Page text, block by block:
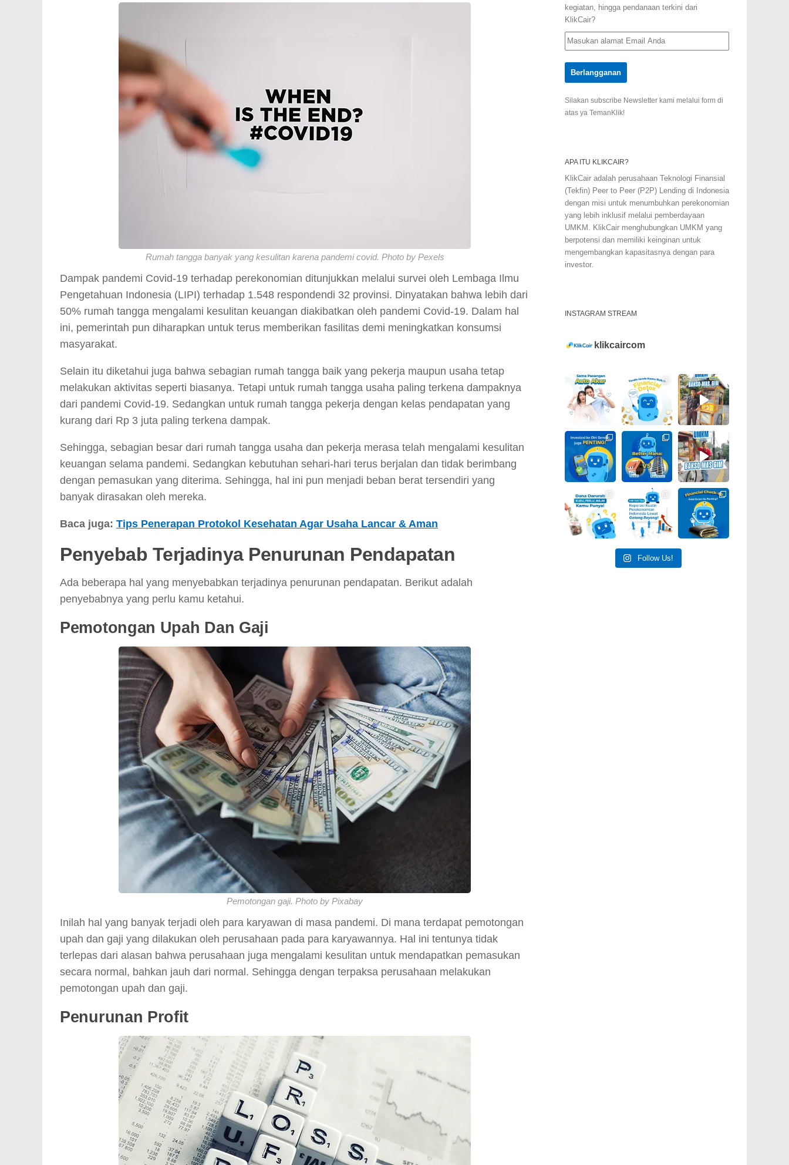
Rumah tangga banyak yang kesulitan karena pandemi covid. Photo by Pexels
Dampak pandemi Covid-19 terhadap perekonomian ditunjukkan melalui survei oleh Lembaga Ilmu
Pengetahuan Indonesia (LIPI) terhadap 1.548 respondendi 32 provinsi. Dinyatakan bahwa lebih dari
50% rumah tangga mengalami kesulitan keuangan diakibatkan oleh pandemi Covid-19. Dalam hal
ini, pemerintah pun diharapkan untuk terus memberikan fasilitas demi meningkatkan konsumsi
masyarakat.
Selain itu diketahui juga bahwa sebagian rumah tangga baik yang pekerja maupun usaha tetap
melakukan aktivitas seperti biasanya. Tetapi untuk rumah tangga usaha paling terkena dampaknya
dari pandemi Covid-19. Sedangkan untuk rumah tangga pekerja dengan kelas pendapatan yang
kurang dari Rp 3 juta paling terkena dampak.
Sehingga, sebagian besar dari rumah tangga usaha dan pekerja merasa telah mengalami kesulitan
keuangan selama pandemi. Sedangkan kebutuhan sehari-hari terus berjalan dan tidak berimbang
dengan pemasukan yang diterima. Sehingga, hal ini pun menjadi beban berat tersendiri yang
banyak dirasakan oleh mereka.
Baca juga: Tips Penerapan Protokol Kesehatan Agar Usaha Lancar & Aman
Penyebab Terjadinya Penurunan Pendapatan
Ada beberapa hal yang menyebabkan terjadinya penurunan pendapatan. Berikut adalah
penyebabnya yang perlu kamu ketahui.
Pemotongan Upah Dan Gaji
Pemotongan gaji. Photo by Pixabay
Inilah hal yang banyak terjadi oleh para karyawan di masa pandemi. Di mana terdapat pemotongan
upah dan gaji yang dilakukan oleh perusahaan pada para karyawannya. Hal ini tentunya tidak
terlepas dari alasan bahwa perusahaan juga mengalami kesulitan untuk mendapatkan pemasukan
secara normal, bahkan jauh dari normal. Sehingga dengan terpaksa perusahaan melakukan
pemotongan upah dan gaji.
Penurunan Profit
kegiatan, hingga pendanaan terkini dari
KlikCair?
Silakan subscribe Newsletter kami melalui form di
atas ya TemanKlik!
APA ITU KLIKCAIR?
KlikCair adalah perusahaan Teknologi Finansial
(Tekfin) Peer to Peer (P2P) Lending di Indonesia
dengan misi untuk menumbuhkan perekonomian
yang lebih inklusif melalui pemberdayaan
UMKM. KlikCair menghubungkan UMKM yang
berpotensi dan memiliki keinginan untuk
mengembangkan kapasitasnya dengan para
investor.
INSTAGRAM STREAM
klikcaircom
Follow Us!